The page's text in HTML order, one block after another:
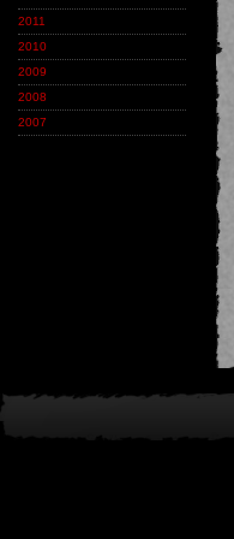
2011
2010
2009
2008
2007